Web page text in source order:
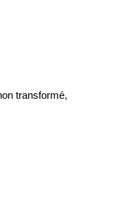
transformé,